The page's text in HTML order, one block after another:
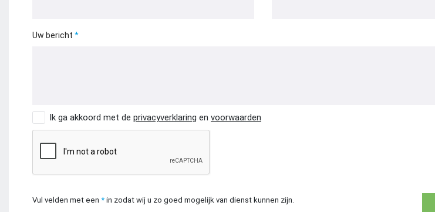
Uw bericht
Ik ga akkoord met de privacyverklaring en voorwaarden
Vul velden met een * in zodat wij u zo goed mogelijk van dienst kunnen zijn.